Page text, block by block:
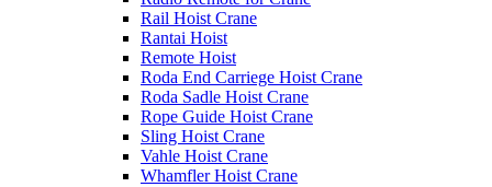
Rail Hoist Crane
Rantai Hoist
Remote Hoist
Roda End Carriege Hoist Crane
Roda Sadle Hoist Crane
Rope Guide Hoist Crane
Sling Hoist Crane
Vahle Hoist Crane
Whamfler Hoist Crane